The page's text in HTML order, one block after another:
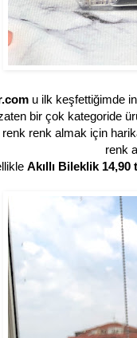
u ilk keşfettiğimde
bir çok kategoride
renk renk almak için
renk
Akıllı Bileklik 14,90